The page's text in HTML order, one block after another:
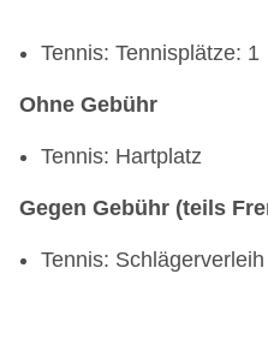
Tennis: Tennisplätze: 1
Ohne Gebühr
Tennis: Hartplatz
Gegen Gebühr (teils
Tennis: Schlägerverleih